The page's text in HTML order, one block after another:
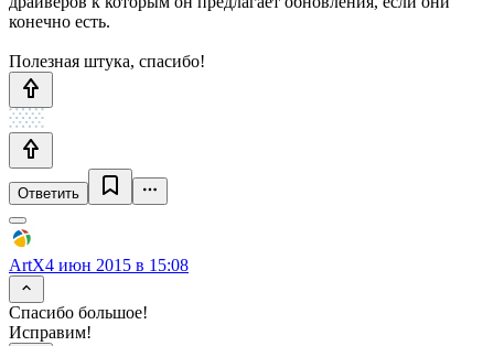
конечно есть.
Полезная штука, спасибо!
Ответить
ArtX4 июн 2015 в 15:08
Спасибо большое!
Исправим!